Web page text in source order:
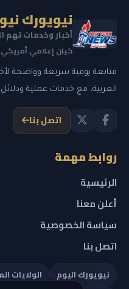
نيويورك
أخبار وخدمات تهم
كيان إعلامي أمريكي مسجل
متابعة يومية سريعة وواضحة
العربية، مع خدمات عملية
اتصل بنا
روابط مهمة
الرئيسية
أعلن معنا
سياسة الخصوصية
اتصل بنا
نيويورك اليوم الولايات